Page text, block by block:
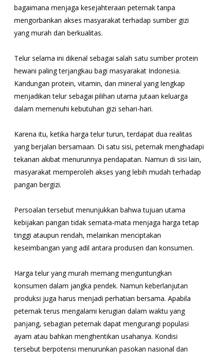
bagaimana menjaga kesejahteraan peternak tanpa
mengorbankan akses masyarakat terhadap sumber gizi
yang murah dan berkualitas.
Telur selama ini dikenal sebagai salah satu sumber protein
hewani paling terjangkau bagi masyarakat Indonesia.
Kandungan protein, vitamin, dan mineral yang lengkap
menjadikan telur sebagai pilihan utama jutaan keluarga
dalam memenuhi kebutuhan gizi sehari-hari.
Karena itu, ketika harga telur turun, terdapat dua realitas
yang berjalan bersamaan. Di satu sisi, peternak menghadapi
tekanan akibat menurunnya pendapatan. Namun di sisi lain,
masyarakat memperoleh akses yang lebih mudah terhadap
pangan bergizi.
Persoalan tersebut menunjukkan bahwa tujuan utama
kebijakan pangan tidak semata-mata menjaga harga tetap
tinggi ataupun rendah, melainkan menciptakan
keseimbangan yang adil antara produsen dan konsumen.
Harga telur yang murah memang menguntungkan
konsumen dalam jangka pendek. Namun keberlanjutan
produksi juga harus menjadi perhatian bersama. Apabila
peternak terus mengalami kerugian dalam waktu yang
panjang, sebagian peternak dapat mengurangi populasi
ayam atau bahkan menghentikan usahanya. Kondisi
tersebut berpotensi menurunkan pasokan nasional dan